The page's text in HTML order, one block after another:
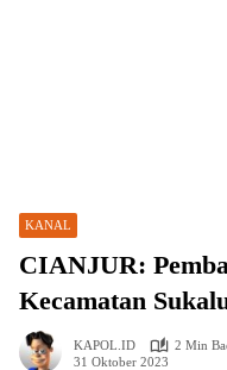
KANAL
CIANJUR:
Kecamatan
KAPOL.ID
2 Min
31 Oktober 2023